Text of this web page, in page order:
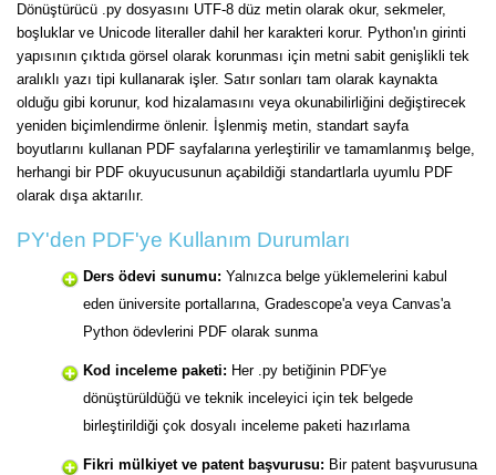
Dönüştürücü .py dosyasını UTF-8 düz metin olarak okur, sekmeler,
boşluklar ve Unicode literaller dahil her karakteri korur. Python'ın girinti
yapısının çıktıda görsel olarak korunması için metni sabit genişlikli tek
aralıklı yazı tipi kullanarak işler. Satır sonları tam olarak kaynakta
olduğu gibi korunur, kod hizalamasını veya okunabilirliğini değiştirecek
yeniden biçimlendirme önlenir. İşlenmiş metin, standart sayfa
boyutlarını kullanan PDF sayfalarına yerleştirilir ve tamamlanmış belge,
herhangi bir PDF okuyucusunun açabildiği standartlarla uyumlu PDF
olarak dışa aktarılır.
PY'den PDF'ye Kullanım Durumları
Ders ödevi sunumu: Yalnızca belge yüklemelerini kabul
eden üniversite portallarına, Gradescope'a veya Canvas'a
Python ödevlerini PDF olarak sunma
Kod inceleme paketi: Her .py betiğinin PDF'ye
dönüştürüldüğü ve teknik inceleyici için tek belgede
birleştirildiği çok dosyalı inceleme paketi hazırlama
Fikri mülkiyet ve patent başvurusu: Bir patent başvurusuna